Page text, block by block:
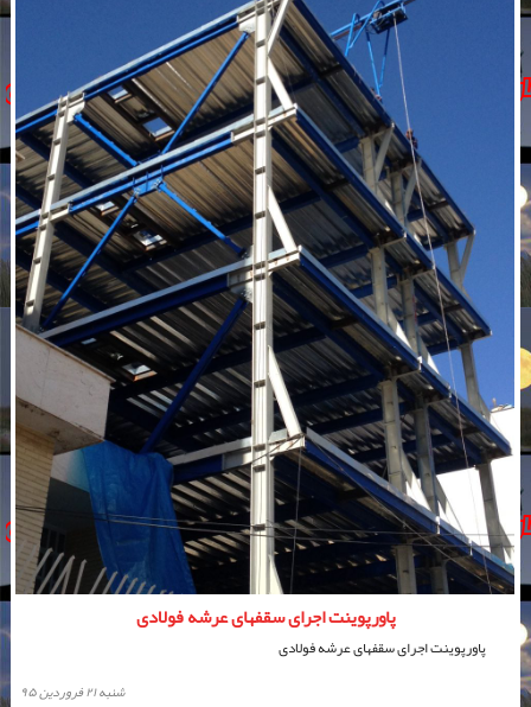
پاورپوینت اجرای سقفهای عرشه فولادی
پاورپوینت اجرای سقفهای عرشه فولادی
شنبه ۲۱ فروردین ۹۵